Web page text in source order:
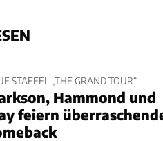
STAFFEL „THE GRAND TOUR“
Hammond und
feiern